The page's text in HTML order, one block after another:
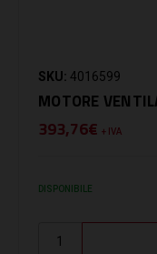
SKU: 4016599
MOTORE
393,76€ + IVA
DISPONIBILE